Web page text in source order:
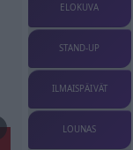
ELOKUVA
STAND-UP
ILMAISPÄIVÄT
LOUNAS